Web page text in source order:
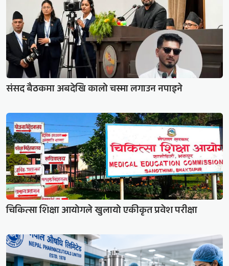
संसद बैठकमा अबदेखि कालो चस्मा लगाउन नपाइने
चिकित्सा शिक्षा आयोगले खुलायो एकीकृत प्रवेश परीक्षा